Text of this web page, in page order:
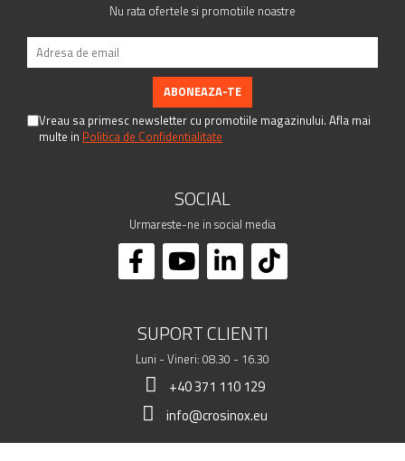
Nu rata ofertele si promotiile noastre
Vreau sa primesc newsletter cu promotiile magazinului. Afla mai
multe in Politica de Confidentialitate
SOCIAL
Urmareste-ne in social media
SUPORT CLIENTI
Luni - Vineri: 08.30 - 16.30
+40 371 110 129
info@crosinox.eu